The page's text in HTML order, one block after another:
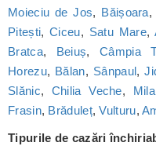
Moieciu de Jos, Băișoara,
Pitești,Ciceu, Satu Mare,
Bratca, Beiuș, Câmpia
Horezu, Bălan, Sânpaul,
Slănic, Chilia Veche,
Frasin, Brăduleț,Vulturu,
Tipurile de cazări